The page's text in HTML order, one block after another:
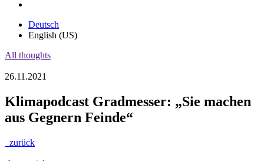
Deutsch
English (US)
All thoughts
26.11.2021
Klimapodcast Gradmesser: „Sie machen
aus Gegnern Feinde“
zurück